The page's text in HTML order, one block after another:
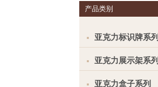
产品类别
亚克力标识牌系列
亚克力展示架系列
亚克力盒子系列